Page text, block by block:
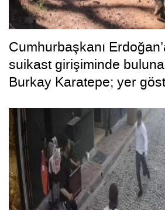
Cumhurbaşkanı
suikast girişiminde
Burkay Karatepe; yer